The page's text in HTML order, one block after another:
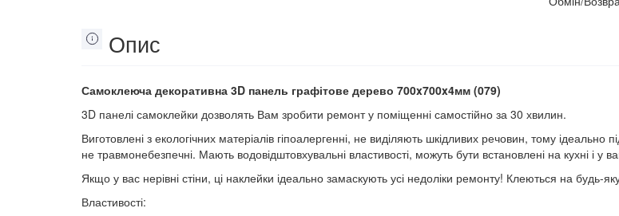
Опис
Самоклеюча декоративна 3D панель графітове дерево 700x700x4мм (079)
3D панелі самоклейки дозволять Вам зробити ремонт у поміщенні самостійно за 30 хвилин.
Виготовлені з екологічних матеріалів гіпоалергенні, не виділяють шкідливих речовин, тому
не травмонебезпечні. Мають водовідштовхувальні властивості, можуть бути встановлені на кухні і у
Якщо у вас нерівні стіни, ці наклейки ідеально замаскують усі недоліки ремонту! Клеються на будь-
Властивості: